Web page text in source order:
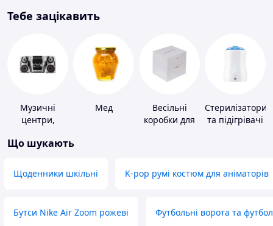
Тебе зацікавить
Музичні
центри,
Мед
Весільні
коробки для
Стерилізатори
та підігрівачі
Що шукають
Щоденники шкільні K-pop румі костюм для аніматорів
Бутси Nike Air Zoom рожеві Футбольні ворота та